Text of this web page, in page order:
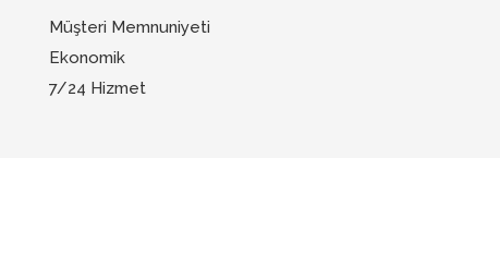
Müşteri Memnuniyeti
Ekonomik
7/24 Hizmet